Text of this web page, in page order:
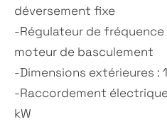
déversement fixe
-Régulateur de
moteur de basculement
-Dimensions extérieures :
-Raccordement
kW